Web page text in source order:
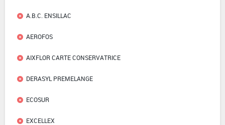
A.B.C. ENSILLAC
AEROFOS
AIXFLOR CARTE CONSERVATRICE
DERASYL PREMELANGE
ECOSUR
EXCELLEX